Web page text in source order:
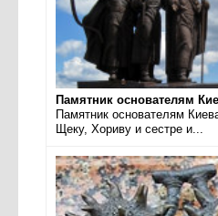
Памятник основателям
Памятник основателям
Щеку, Хориву и сестре и...